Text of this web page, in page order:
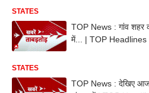
STATES
TOP News : गांव शहर
में... | TOP
STATES
TOP News : देखिए आज